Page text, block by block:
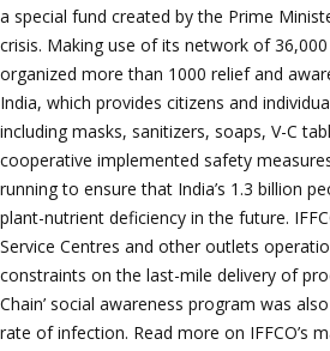
a special fund created by the Prime
crisis. Making use of its network of
organized more than 1000 relief and
India, which provides citizens and
including masks, sanitizers, soaps, V-C
cooperative implemented safety
running to ensure that India’s 1.3 billion
plant-nutrient deficiency in the future.
Service Centres and other outlets
constraints on the last-mile delivery of
Chain’ social awareness program was
rate of infection. Read more on IFFCO’s